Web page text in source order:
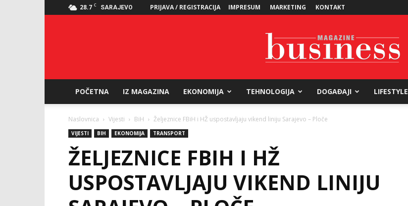
28.7 C SARAJEVO PRIJAVA / REGISTRACIJA IMPRESUM MARKETING KONTAKT
POČETNA IZ MAGAZINA EKONOMIJA TEHNOLOGIJA DOGAĐAJI LIFESTYLE
Naslovnica Vijesti BiH Željeznice FBiH i HŽ uspostavljaju vikend liniju Sarajevo – Ploče
VIJESTI BIH EKONOMIJA TRANSPORT
ŽELJEZNICE FBIH I HŽ
USPOSTAVLJAJU VIKEND LINIJU